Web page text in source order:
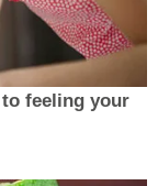
feeling your